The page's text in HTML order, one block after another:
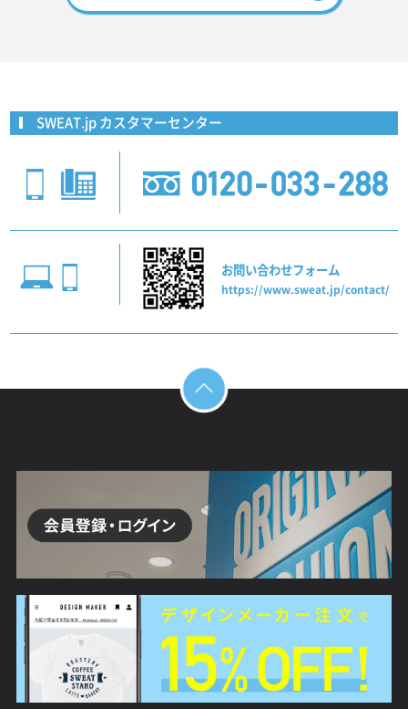
SWEAT.jp カスタマーセンター
お問い合わせフォーム
https://www.sweat.jp/contact/